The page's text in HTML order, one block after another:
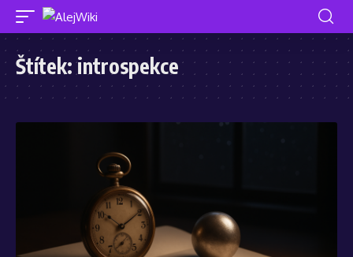
Štítek:introspekce